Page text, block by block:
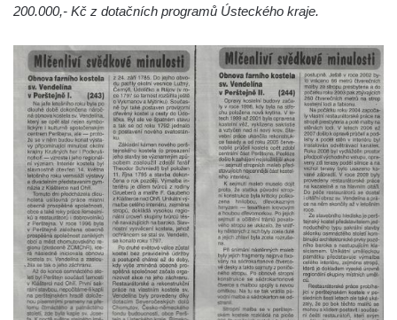
Kaple v Bezděkově
Výklenková kaple na rozcestí na jižním
okraji Liběšic
Kostel svaté Kateřiny v Chouči
Kaple svatého Blažeje východně od Lužice
Kostel svatého Augustina v Lužici
Márnice na hřbitově v Lužici
Kostel svatého Martina v Kozlech
Márnice na hřbitově v Kozlech
Vesnický kostel v Reinhardtsdorfu
Kaple v Oparnu
200.000,- Kč z dotačních programů Ústeckého kraje.